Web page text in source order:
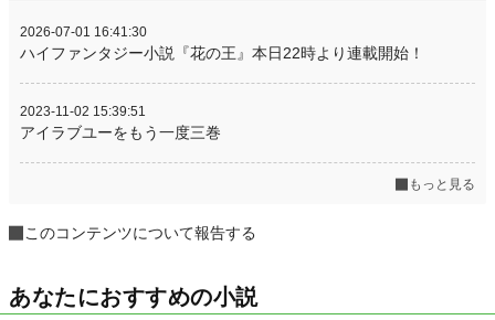
2026-07-01 16:41:30
ハイファンタジー小説『花の王』本日22時より連載開始！
2023-11-02 15:39:51
アイラブユーをもう一度三巻
もっと見る
このコンテンツについて報告する
あなたにおすすめの小説